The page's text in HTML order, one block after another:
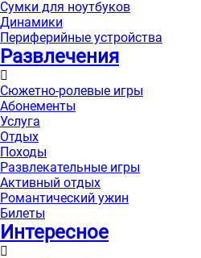
Сумки для ноутбуков
Динамики
Периферийные устройства
Развлечения
Сюжетно-ролевые игры
Абонементы
Услуга
Отдых
Походы
Развлекательные игры
Активный отдых
Романтический ужин
Билеты
Интересноe